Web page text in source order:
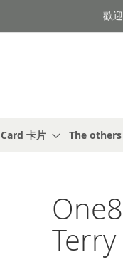
歡
Card 卡片 The others